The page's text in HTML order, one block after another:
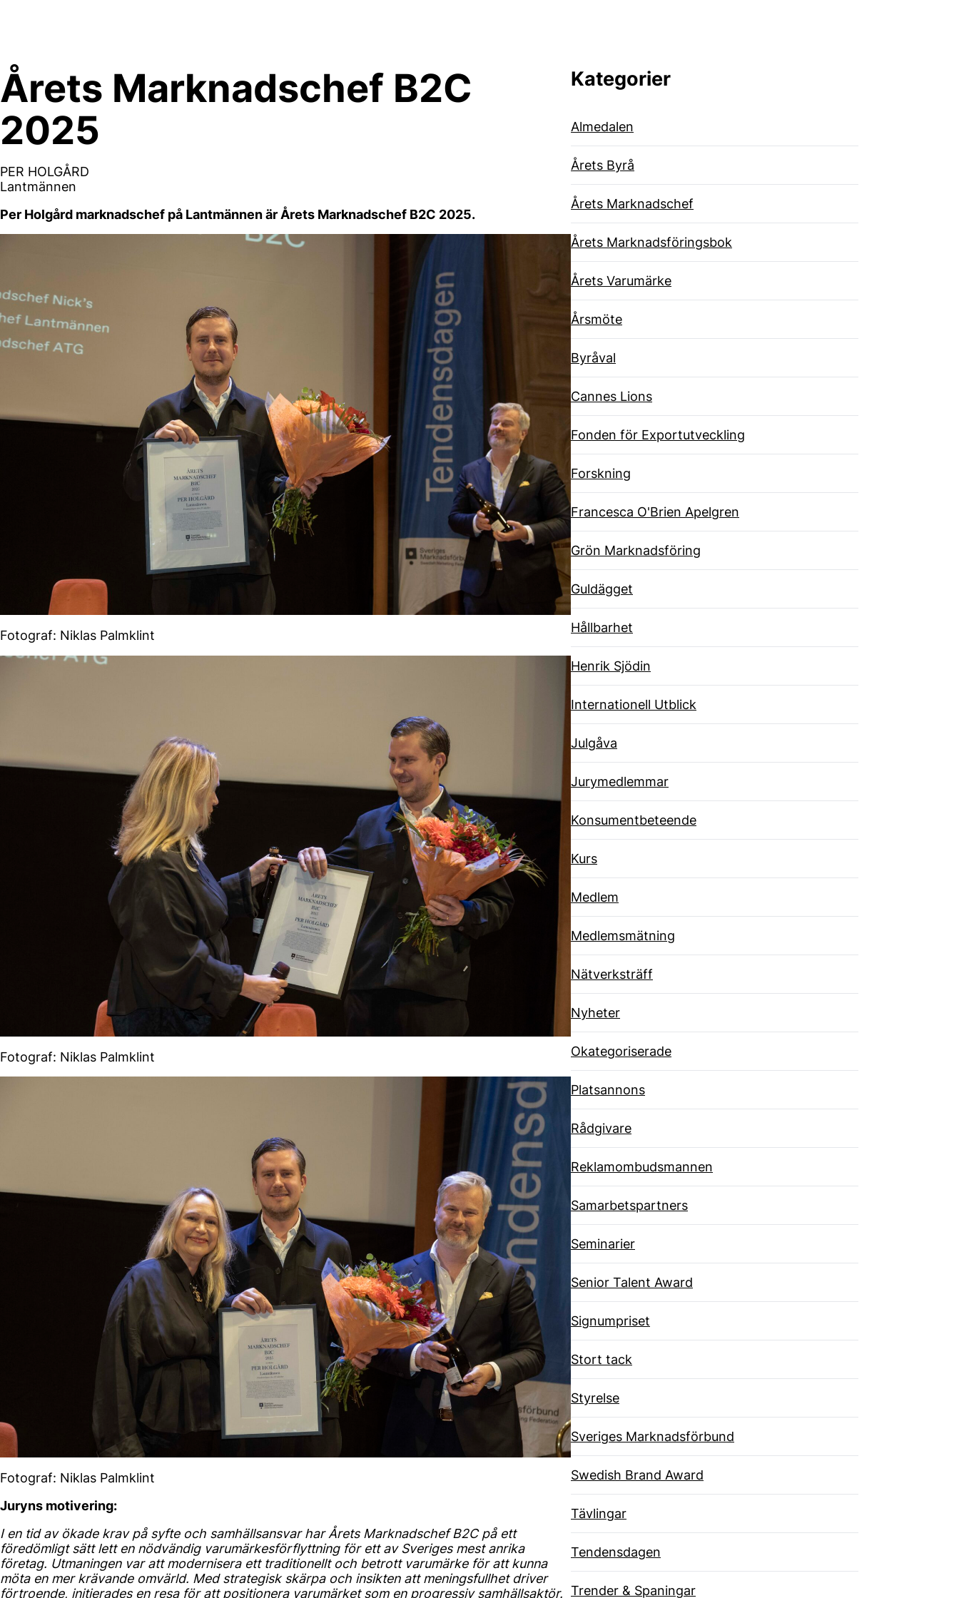
Kategorier
Almedalen
Årets Byrå
Årets Marknadschef
Årets Marknadsföringsbok
Årets Varumärke
Årsmöte
Byråval
Cannes Lions
Fonden för Exportutveckling
Forskning
Francesca O'Brien Apelgren
Grön Marknadsföring
Guldägget
Hållbarhet
Henrik Sjödin
Internationell Utblick
Julgåva
Jurymedlemmar
Konsumentbeteende
Kurs
Medlem
Medlemsmätning
Nätverksträff
Nyheter
Okategoriserade
Platsannons
Rådgivare
Reklamombudsmannen
Samarbetspartners
Seminarier
Senior Talent Award
Signumpriset
Stort tack
Styrelse
Sveriges Marknadsförbund
Swedish Brand Award
Tävlingar
Tendensdagen
Trender & Spaningar
Årets Marknadschef B2C
2025
PER HOLGÅRD
Lantmännen
Per Holgård marknadschef på Lantmännen är Årets Marknadschef B2C 2025.
Fotograf: Niklas Palmklint
Fotograf: Niklas Palmklint
Fotograf: Niklas Palmklint
Juryns motivering:
I en tid av ökade krav på syfte och samhällsansvar har Årets Marknadschef B2C på ett
föredömligt sätt lett en nödvändig varumärkesförflyttning för ett av Sveriges mest anrika
företag. Utmaningen var att modernisera ett traditionellt och betrott varumärke för att kunna
möta en mer krävande omvärld. Med strategisk skärpa och insikten att meningsfullhet driver
förtroende, initierades en resa för att positionera varumärket som en progressiv samhällsaktör.